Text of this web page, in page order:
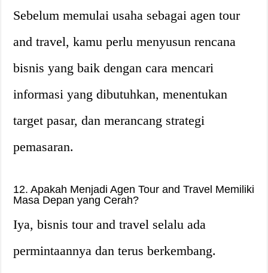
Sebelum memulai usaha sebagai agen tour
and travel, kamu perlu menyusun rencana
bisnis yang baik dengan cara mencari
informasi yang dibutuhkan, menentukan
target pasar, dan merancang strategi
pemasaran.
12. Apakah Menjadi Agen Tour and Travel Memiliki
Masa Depan yang Cerah?
Iya, bisnis tour and travel selalu ada
permintaannya dan terus berkembang.